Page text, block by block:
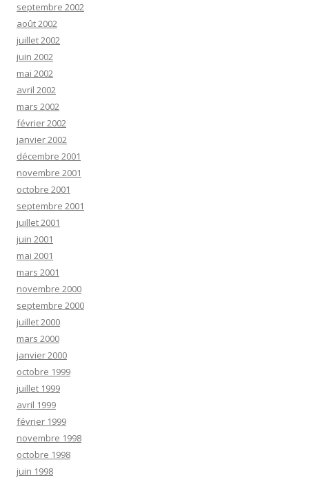
septembre 2002
août 2002
juillet 2002
juin 2002
mai 2002
avril 2002
mars 2002
février 2002
janvier 2002
décembre 2001
novembre 2001
octobre 2001
septembre 2001
juillet 2001
juin 2001
mai 2001
mars 2001
novembre 2000
septembre 2000
juillet 2000
mars 2000
janvier 2000
octobre 1999
juillet 1999
avril 1999
février 1999
novembre 1998
octobre 1998
juin 1998